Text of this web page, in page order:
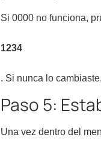
Si 0000 no funciona,
1234
. Si nunca lo
Paso 5:
Una vez dentro del